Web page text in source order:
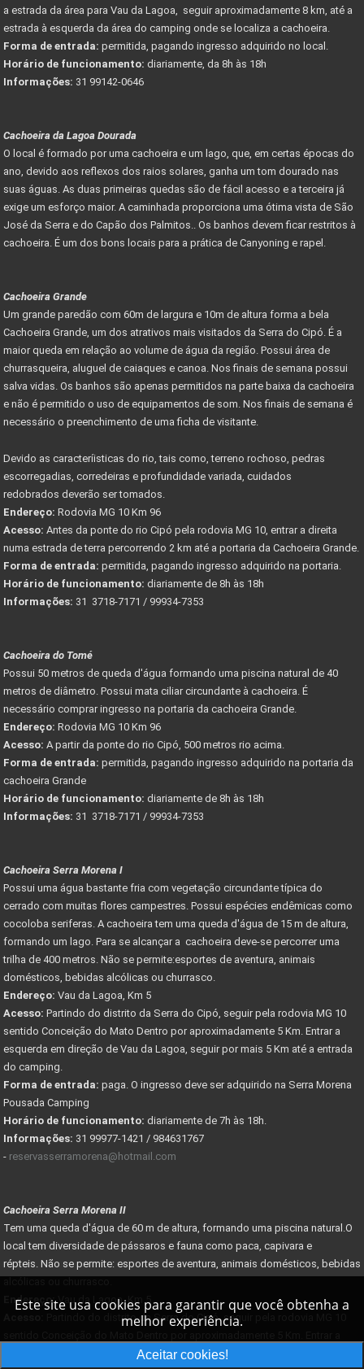
a estrada da área para Vau da Lagoa, seguir aproximadamente 8 km, até a
estrada à esquerda da área do camping onde se localiza a cachoeira.
Forma de entrada: permitida, pagando ingresso adquirido no local.
Horário de funcionamento: diariamente, da 8h às 18h
Informações: 31 99142-0646
Cachoeira da Lagoa Dourada
O local é formado por uma cachoeira e um lago, que, em certas épocas do
ano, devido aos reflexos dos raios solares, ganha um tom dourado nas
suas águas. As duas primeiras quedas são de fácil acesso e a terceira já
exige um esforço maior. A caminhada proporciona uma ótima vista de São
José da Serra e do Capão dos Palmitos.. Os banhos devem ficar restritos à
cachoeira. É um dos bons locais para a prática de Canyoning e rapel.
Cachoeira Grande
Um grande paredão com 60m de largura e 10m de altura forma a bela
Cachoeira Grande, um dos atrativos mais visitados da Serra do Cipó. É a
maior queda em relação ao volume de água da região. Possui área de
churrasqueira, aluguel de caiaques e canoa. Nos finais de semana possui
salva vidas. Os banhos são apenas permitidos na parte baixa da cachoeira
e não é permitido o uso de equipamentos de som. Nos finais de semana é
necessário o preenchimento de uma ficha de visitante.
Devido as caracteríisticas do rio, tais como, terreno rochoso, pedras
escorregadias, corredeiras e profundidade variada, cuidados
redobrados deverão ser tomados.
Endereço: Rodovia MG 10 Km 96
Acesso: Antes da ponte do rio Cipó pela rodovia MG 10, entrar a direita
numa estrada de terra percorrendo 2 km até a portaria da Cachoeira Grande.
Forma de entrada: permitida, pagando ingresso adquirido na portaria.
Horário de funcionamento: diariamente de 8h às 18h
Informações: 31 3718-7171 / 99934-7353
Cachoeira do Tomé
Possui 50 metros de queda d'água formando uma piscina natural de 40
metros de diâmetro. Possui mata ciliar circundante à cachoeira. É
necessário comprar ingresso na portaria da cachoeira Grande.
Endereço: Rodovia MG 10 Km 96
Acesso: A partir da ponte do rio Cipó, 500 metros rio acima.
Forma de entrada: permitida, pagando ingresso adquirido na portaria da
cachoeira Grande
Horário de funcionamento: diariamente de 8h às 18h
Informações: 31 3718-7171 / 99934-7353
Cachoeira Serra Morena I
Possui uma água bastante fria com vegetação circundante típica do
cerrado com muitas flores campestres. Possui espécies endêmicas como
cocoloba seriferas. A cachoeira tem uma queda d'água de 15 m de altura,
formando um lago. Para se alcançar a cachoeira deve-se percorrer uma
trilha de 400 metros. Não se permite:esportes de aventura, animais
domésticos, bebidas alcólicas ou churrasco.
Endereço: Vau da Lagoa, Km 5
Acesso: Partindo do distrito da Serra do Cipó, seguir pela rodovia MG 10
sentido Conceição do Mato Dentro por aproximadamente 5 Km. Entrar a
esquerda em direção de Vau da Lagoa, seguir por mais 5 Km até a entrada
do camping.
Forma de entrada: paga. O ingresso deve ser adquirido na Serra Morena
Pousada Camping
Horário de funcionamento: diariamente de 7h às 18h.
Informações: 31 99977-1421 / 984631767
- reservasserramorena@hotmail.com
Cachoeira Serra Morena II
Tem uma queda d'água de 60 m de altura, formando uma piscina natural.O
local tem diversidade de pássaros e fauna como paca, capivara e
répteis. Não se permite: esportes de aventura, animais domésticos, bebidas
Endereço:Vau da Lagoa, Km 5
Partindo do distrito da Serra do Cipó, seguir pela rodovia MG 10
esquerda em direção de Vau da Lagoa, seguir por mais 5 Km até a entrada
Este site usa cookies para garantir que você obtenha a
melhor experiência.
Aceitar cookies!